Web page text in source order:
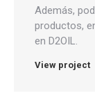
Además,
productos,
en D2OIL.
View project